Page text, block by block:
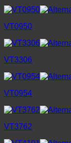
VT0950
VT3306
VT0954
VT3762